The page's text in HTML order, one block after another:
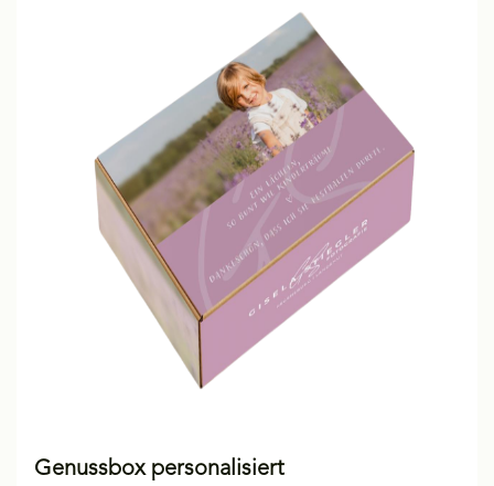
Genussbox personalisiert